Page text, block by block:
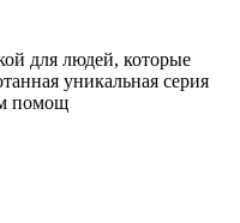
для людей, которые
уникальная серия
помощ